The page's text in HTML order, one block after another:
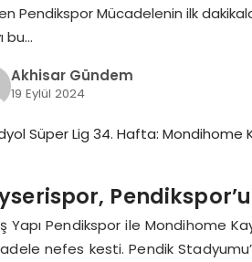
Pendikspor Mücadelenin ilk
bu…
Akhisar Gündem
19 Eylül 2024
Yapı Pendikspor ile Mondihome
nefes kesti. Pendik